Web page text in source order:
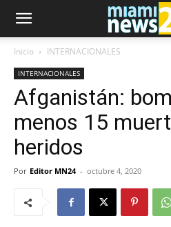
Inicio INTERNACIONALES
INTERNACIONALES
Afganistán:
menos 15
heridos
Por Editor MN24 - octubre 4, 2020